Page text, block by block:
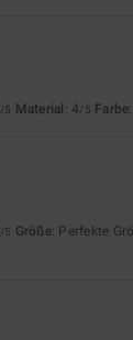
/5 Material: 4/5 Farbe
/5 Größe: Perfekte